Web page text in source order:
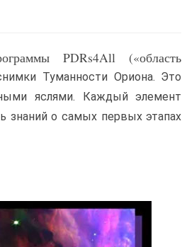
PDRs4All («область
Туманности Ориона. Это
яслями. Каждый элемент
знаний о самых первых этапах